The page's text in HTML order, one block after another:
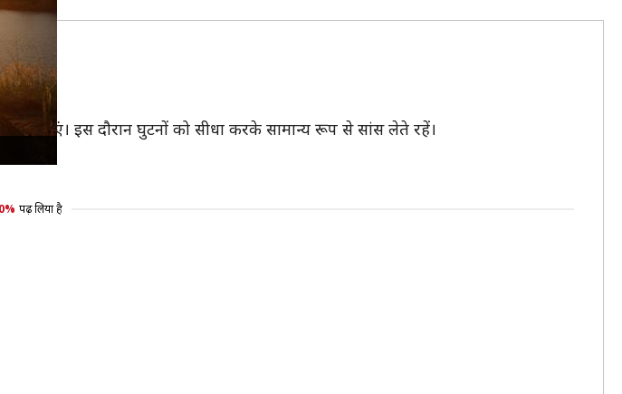
इस दौरान घुटनों को सीधा करके सामान्य रूप से सांस लेते रहें।
पढ़ लिया है